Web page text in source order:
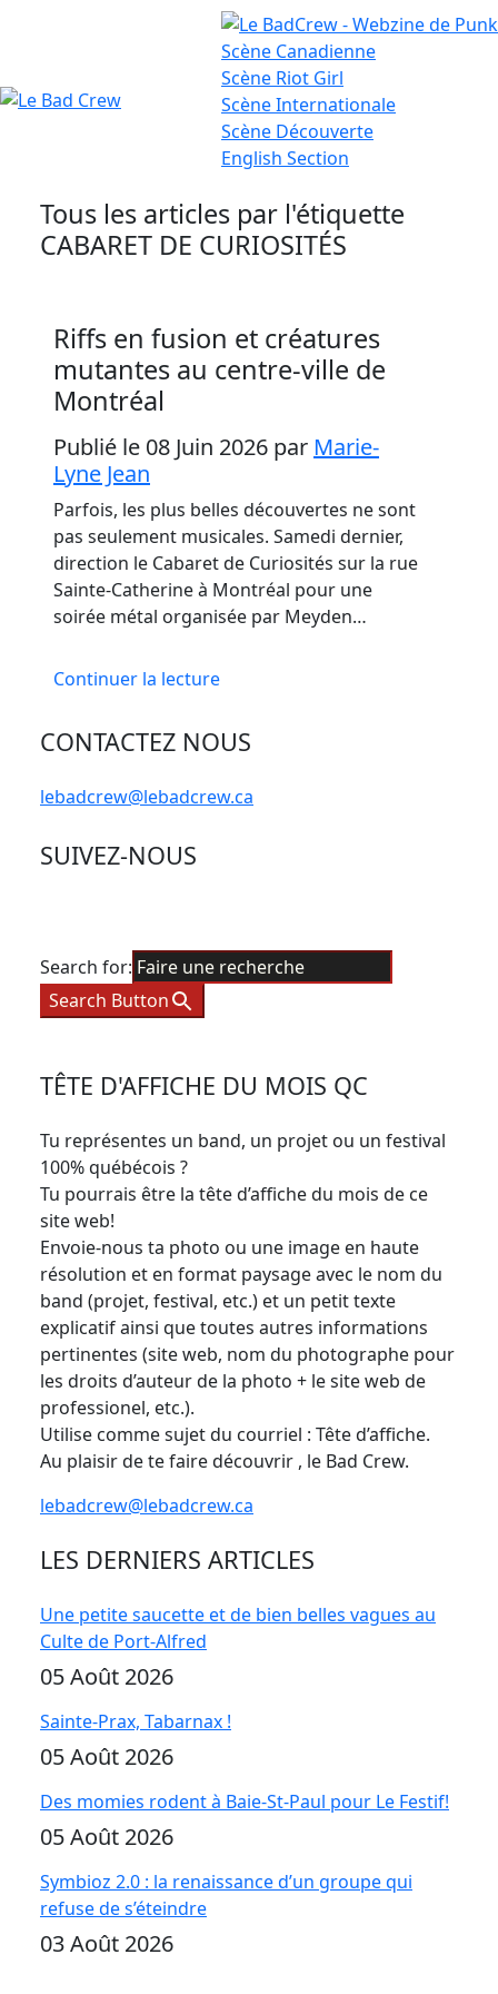
Crew
Scène Canadienne
Scène Riot Girl
ScèneInternationale
Scène Découverte
English Section
Tous les articles par l'étiquette
CABARET DE CURIOSITÉS
Riffs en fusion et créatures
mutantes au centre-ville de
Montréal
Publié le 08 Juin 2026 par Marie-
Lyne Jean
Parfois, les plus belles découvertes ne sont
pas seulement musicales. Samedi dernier,
direction le Cabaret de Curiosités sur la rue
Sainte-Catherine à Montréal pour une
soirée métal organisée par Meyden…
Continuer la lecture
CONTACTEZ NOUS
lebadcrew@lebadcrew.ca
SUIVEZ-NOUS
Search for:
Search Button
TÊTE D'AFFICHE DU MOIS QC
Tu représentes un band, un projet ou un festival
100% québécois ?
Tu pourrais être la tête d’affiche du mois de ce
site web!
Envoie-nous ta photo ou une image en haute
résolution et en format paysage avec le nom du
band (projet, festival, etc.) et un petit texte
explicatif ainsi que toutes autres informations
pertinentes (site web, nom du photographe pour
les droits d’auteur de la photo + le site web de
professionel, etc.).
Utilise comme sujet du courriel : Tête d’affiche.
Au plaisir de te faire découvrir , le Bad Crew.
lebadcrew@lebadcrew.ca
LES DERNIERS ARTICLES
Une petite saucette et de bien belles vagues au
Culte de Port-Alfred
05 Août 2026
Sainte-Prax, Tabarnax !
05 Août 2026
Des momies rodent à Baie-St-Paul pour Le Festif!
05 Août 2026
Symbioz 2.0 : la renaissance d’un groupe qui
refuse de s’éteindre
03 Août 2026